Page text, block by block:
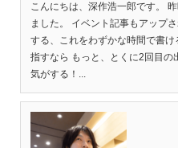
こんにちは、深作浩一郎です。
ました。 イベント記事もアップ
する、これをわずかな時間で書
指すなら もっと、とくに2回目
気がする！...